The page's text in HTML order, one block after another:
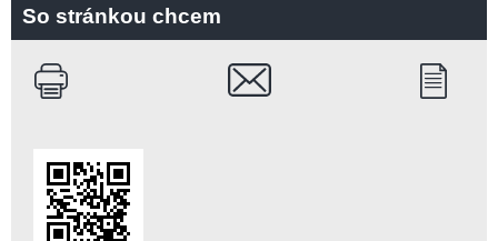
So stránkou chcem